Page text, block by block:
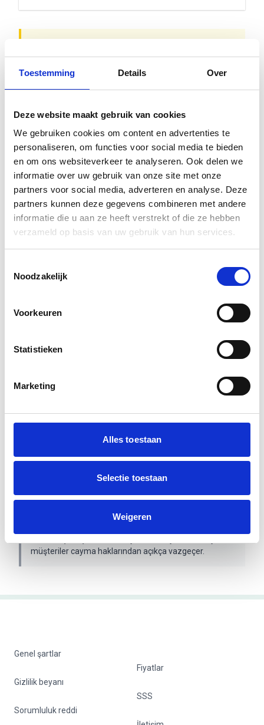
Toestemming Details Over
Deze website maakt gebruik van cookies
We gebruiken cookies om content en advertenties te
personaliseren, om functies voor social media te bieden
en om ons websiteverkeer te analyseren. Ook delen we
informatie over uw gebruik van onze site met onze
partners voor social media, adverteren en analyse. Deze
partners kunnen deze gegevens combineren met andere
informatie die u aan ze heeft verstrekt of die ze hebben
verzameld op basis van uw gebruik van hun services.
Noodzakelijk
Voorkeuren
Statistieken
Marketing
Alles toestaan
Selectie toestaan
Weigeren
Marjlarımız hizmet maliyetleri, yönetim, dijital
teslimat, müşteri hizmetleri ve KDV'yi içerir.
Hizmetimize neler dahil?
Hizmetimiz yalnızca özet talebinden fazlasını kapsar.
Şunlardan yararlanırsınız:
KVK özetinin sizin adınıza talep edilmesi
E-posta veya posta ile hızlı ve dijital teslimat
KDV faturası iletişim formu aracılığıyla otomatik
olarak talep edilebilir
KvK hesabı veya giriş bilgisi gerekmez
kullanılabilir
fiyatlarıdır. Özeti doğrudan kvk.nl üzerinden de talep
Ödemeden hemen sonra teslim edilen dijital bir ürün
sipariş ediyorsunuz. Kanuna göre, sipariş sürecinde
anında teslimata açıkça onay vermenizle birlikte cayma
müşteriler cayma haklarından açıkça vazgeçer.
Genel şartlar
Gizlilik beyanı
Sorumluluk reddi
Fiyatlar
SSS